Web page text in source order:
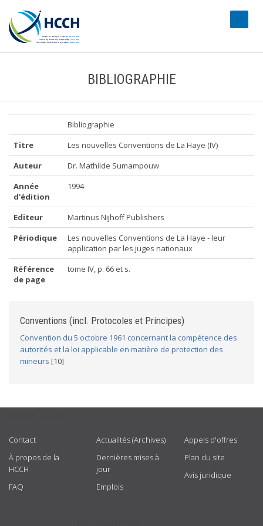
BIBLIOGRAPHIE
Bibliographie
Titre
Les nouvelles Conventions de La Haye (IV)
Auteur
Dr. Mathilde Sumampouw
Année
d'édition
1994
Editeur
Martinus Nijhoff Publishers
Périodique
Les nouvelles Conventions de La Haye - leur
application par les juges nationaux
Référence
de page
tome IV, p. 66 et s.
Conventions (incl. Protocoles et Principes)
Convention du 5 octobre 1961 concernant la compétence des
autorités et la loi applicable en matière de protection des
mineurs [10]
Contact
À propos de la
HCCH
FAQ
Actualités (Archives)
Dernières mises à
jour
Emplois
Appels d'offres
Plan du site
Avis juridique